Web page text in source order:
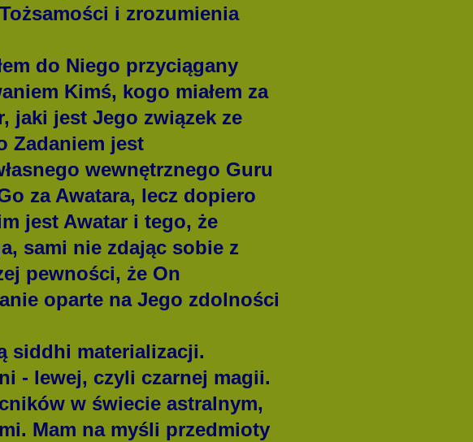
i zrozumienia
do Niego przyciągany
Kimś, kogo miałem za
jaki jest Jego związek ze
Zadaniem jest
wewnętrznego Guru
za Awatara, lecz dopiero
jest Awatar i tego, że
sami nie zdając sobie z
pewności, że On
oparte na Jego zdolności
siddhi materializacji.
- lewej, czyli czarnej magii.
w świecie astralnym,
Mam na myśli przedmioty